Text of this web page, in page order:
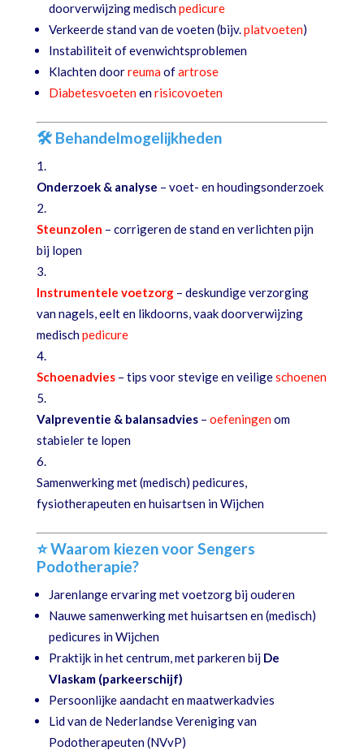
doorverwijzing medischpedicure
Verkeerde stand van de voeten (bijv.platvoeten)
Instabiliteit of evenwichtsproblemen
Klachten doorreumaofartrose
Diabetesvoetenenrisicovoeten
🛠 Behandelmogelijkheden
Onderzoek & analyse – voet- en houdingsonderzoek
Steunzolen – corrigeren de stand en verlichten pijn
bij lopen
Instrumentele voetzorg– deskundige verzorging
van nagels, eelt en likdoorns, vaak doorverwijzing
medischpedicure
Schoenadvies– tips voor stevige en veiligeschoenen
Valpreventie & balansadvies– oefeningenom
stabieler te lopen
Samenwerking met (medisch) pedicures,
fysiotherapeuten en huisartsen in Wijchen
⭐ Waarom kiezen voor Sengers
Podotherapie?
Jarenlange ervaring met voetzorg bij ouderen
Nauwe samenwerking met huisartsen en (medisch)
pedicures in Wijchen
Praktijk in het centrum, met parkeren bij De
Vlaskam (parkeerschijf)
Persoonlijke aandacht en maatwerkadvies
Lid van de Nederlandse Vereniging van
Podotherapeuten (NVvP)